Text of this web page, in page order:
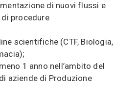
di nuovi flussi e
procedure
scientifiche (CTF, Biologia,
1 anno nell’ambito del
aziende di Produzione